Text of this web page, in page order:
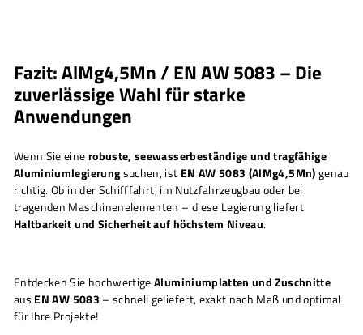
Fazit: AlMg4,5Mn / EN AW 5083 – Die
zuverlässige Wahl für starke
Anwendungen
Wenn Sie einerobuste, seewasserbeständige und tragfähige
Aluminiumlegierungsuchen, ist EN AW 5083 (AlMg4,5Mn)genau
richtig. Ob in der Schifffahrt, im Nutzfahrzeugbau oder bei
tragenden Maschinenelementen – diese Legierung liefert
Haltbarkeit und Sicherheit auf höchstem Niveau.
Entdecken Sie hochwertigeAluminiumplatten und Zuschnitte
aus EN AW 5083 – schnell geliefert, exakt nach Maß und optimal
für Ihre Projekte!